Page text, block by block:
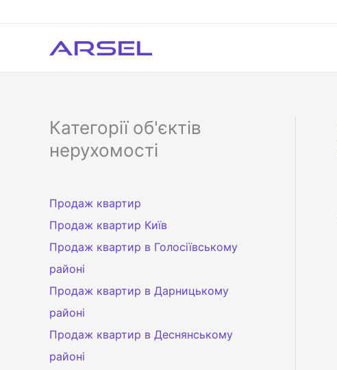
до
Категорії об'єктів
нерухомості
Продаж квартир
Продаж квартир Київ
Продаж квартир в Голосіївському
районі
Продаж квартир в Дарницькому
районі
Продаж квартир в Деснянському
районі